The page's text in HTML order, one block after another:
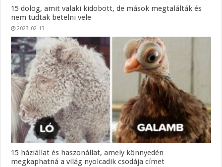
15 dolog, amit valaki kidobott, de mások megtalálták és
nem tudtak betelni vele
2023-02-13
15 háziállat és haszonállat, amely könnyedén
megkaphatná a világ nyolcadik csodája címet